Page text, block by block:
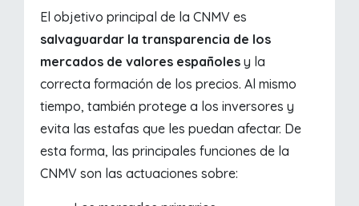
El objetivo principal de la CNMV es
salvaguardar la transparencia de los
mercados de valores españoles y la
correcta formación de los precios. Al mismo
tiempo, también protege a los inversores y
evita las estafas que les puedan afectar. De
esta forma, las principales funciones de la
CNMV son las actuaciones sobre: